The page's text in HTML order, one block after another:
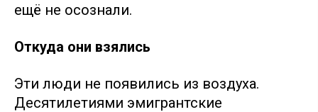
ещё не осознали.
Откуда они взялись
Эти люди не появились из воздуха.
Десятилетиями эмигрантские